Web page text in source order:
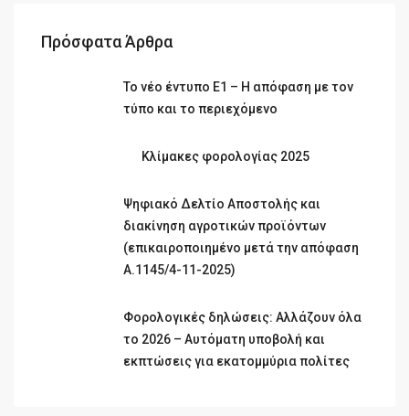
Πρόσφατα Άρθρα
Το νέο έντυπο Ε1 – Η απόφαση με τον
τύπο και το περιεχόμενο
Κλίμακες φορολογίας 2025
Ψηφιακό Δελτίο Αποστολής και
διακίνηση αγροτικών προϊόντων
(επικαιροποιημένο μετά την απόφαση
Α.1145/4-11-2025)
Φορολογικές δηλώσεις: Αλλάζουν όλα
το 2026 – Αυτόματη υποβολή και
εκπτώσεις για εκατομμύρια πολίτες